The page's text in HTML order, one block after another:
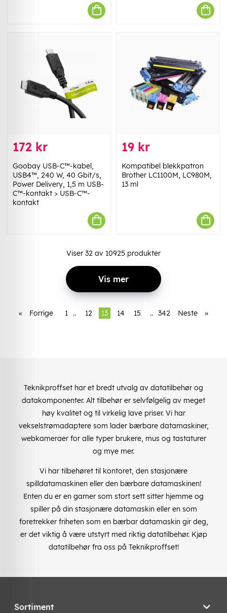
172 kr
Goobay USB-C™-kabel,
USB4™, 240 W, 40 Gbit/s,
Power Delivery, 1,5 m USB-
C™-kontakt > USB-C™-
kontakt
19 kr
Kompatibel blekkpatron
Brother LC1100M, LC980M,
13 ml
Viser 32 av 10925 produkter
Vis mer
« Forrige 1 .. 12 13 14 15 .. 342 Neste »
Teknikproffset har et bredt utvalg av datatilbehør og
datakomponenter. Alt tilbehør er selvfølgelig av meget
høy kvalitet og til virkelig lave priser. Vi har
vekselstrømadaptere som lader bærbare datamaskiner,
webkameraer for alle typer brukere, mus og tastaturer
og mye mer.
Vi har tilbehøret til kontoret, den stasjonære
spilldatamaskinen eller den bærbare datamaskinen!
Enten du er en gamer som stort sett sitter hjemme og
spiller på din stasjonære datamaskin eller en som
foretrekker friheten som en bærbar datamaskin gir deg,
er det viktig å være utstyrt med riktig datatilbehør. Kjøp
datatilbehør fra oss på Teknikproffset!
Sortiment